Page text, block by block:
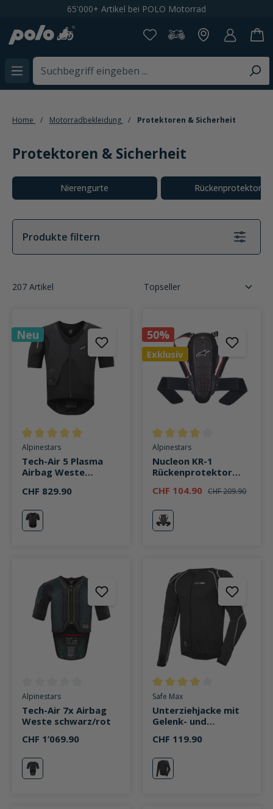
Kostenloser Versand ab CHF 199,-
Home Motorradbekleidung Protektoren & Sicherheit
Protektoren & Sicherheit
Kategoriegalerie überspringen
Nierengurte Rückenprotektoren
Produkte filtern
207 Artikel
Neu
Durchschnittliche Bewertung von 5 von 5 Sternen
Alpinestars
Tech-Air 5 Plasma
Airbag Weste
CHF 829.90
schwarz
50%
Exklusiv
Durchschnittliche Bewertung
Alpinestars
Nucleon KR-1
Rückenprotektor
CHF 104.90 CHF 209.90
schwarz/rot
Durchschnittliche Bewertung von 0 von 5 Sternen
Alpinestars
Tech-Air 7x Airbag
Weste schwarz/rot
CHF 1’069.90
schwarz/rot
Durchschnittliche Bewertung
Safe Max
Unterziehjacke mit
Gelenk- und
schwarz
CHF 119.90
schwarz